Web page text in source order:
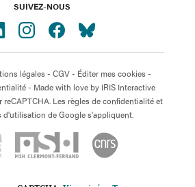
SUIVEZ-NOUS
légales- CGV- Éditer mes cookies-
- Made with love by IRIS Interactive
reCAPTCHA. Les règles de confidentialité et
d'utilisation de Google s'appliquent.